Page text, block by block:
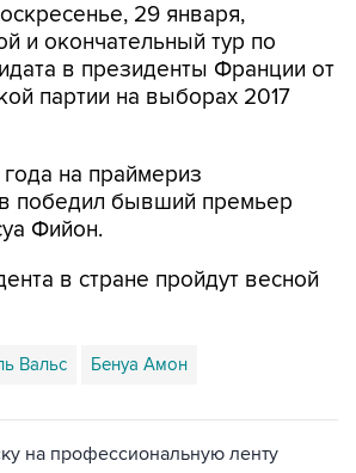
29 января,
и окончательный тур по
в президенты Франции от
партии на выборах 2017
на праймериз
победил бывший премьер
Фийон.
в стране пройдут весной
Вальс Бенуа Амон
на профессиональную ленту